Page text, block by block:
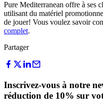
Pure Mediterranean offre à ses
utilisant du matériel
de jouer! Vous voulez savoir
complet.
Partager
Inscrivez-vous à notre
réduction de 10% sur